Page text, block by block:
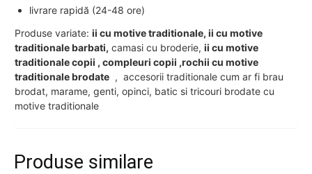
livrare rapidă (24-48 ore)
Produse variate: ii cu motive traditionale, ii cu motive
traditionale barbati, camasi cu broderie, ii cu motive
traditionale copii , compleuri copii ,rochii cu motive
traditionale brodate , accesorii traditionale cum ar fi brau
brodat, marame, genti, opinci, batic si tricouri brodate cu
motive traditionale
Produse similare